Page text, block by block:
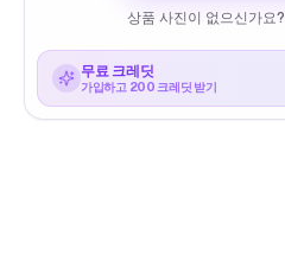
상품 사진이 없으신가요?
무료 크레딧
가입하고 200 크레딧 받기